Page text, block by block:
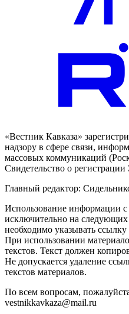
«Вестник Кавказа»
надзору в сфере связи,
массовых коммуникаций
Свидетельство о
Главный редактор:
Использование информации
исключительно на следующих
необходимо указывать
При использовании
текстов. Текст должен
Не допускается удаление
текстов материалов.
По всем вопросам,
vestnikkavkaza@mail.ru